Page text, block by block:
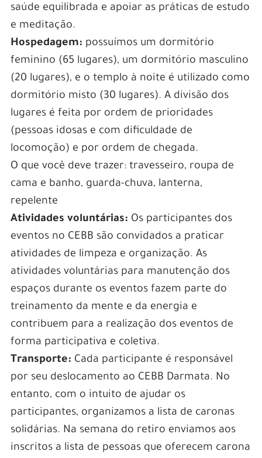
saúde equilibrada e apoiar as práticas de estudo
e meditação.
Hospedagem: possuímos um dormitório
feminino (65 lugares), um dormitório masculino
(20 lugares), e o templo à noite é utilizado como
dormitório misto (30 lugares). A divisão dos
lugares é feita por ordem de prioridades
(pessoas idosas e com dificuldade de
locomoção) e por ordem de chegada.
O que você deve trazer: travesseiro, roupa de
cama e banho, guarda-chuva, lanterna,
repelente
Atividades voluntárias: Os participantes dos
eventos no CEBB são convidados a praticar
atividades de limpeza e organização. As
atividades voluntárias para manutenção dos
espaços durante os eventos fazem parte do
treinamento da mente e da energia e
contribuem para a realização dos eventos de
forma participativa e coletiva.
Transporte: Cada participante é responsável
por seu deslocamento ao CEBB Darmata. No
entanto, com o intuito de ajudar os
participantes, organizamos a lista de caronas
solidárias. Na semana do retiro enviamos aos
inscritos a lista de pessoas que oferecem carona